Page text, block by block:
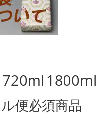
720ml 1800ml
便必須商品